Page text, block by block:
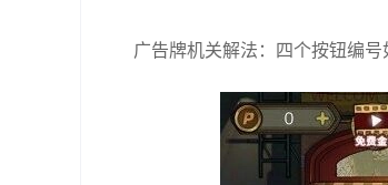
广告牌机关解法：四个按钮编